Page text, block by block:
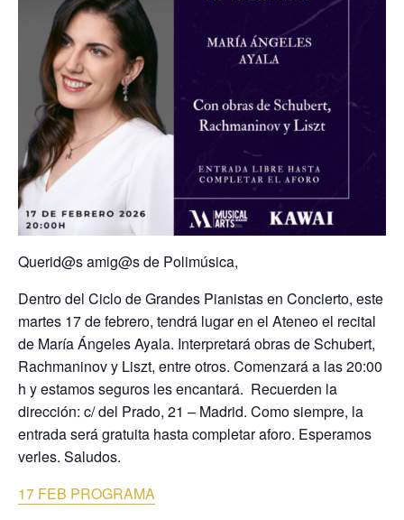
Querid@s amig@s de Polimúsica,
Dentro del Ciclo de Grandes Pianistas en Concierto, este
martes 17 de febrero, tendrá lugar en el Ateneo el recital
de María Ángeles Ayala. Interpretará obras de Schubert,
Rachmaninov y Liszt, entre otros. Comenzará a las 20:00
h y estamos seguros les encantará. Recuerden la
dirección: c/ del Prado, 21 – Madrid. Como siempre, la
entrada será gratuita hasta completar aforo. Esperamos
verles. Saludos.
17 FEB PROGRAMA